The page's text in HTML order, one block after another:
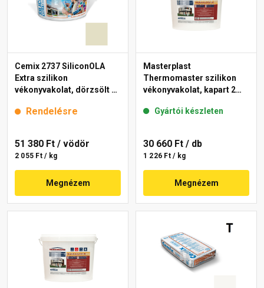
Cemix 2737 SiliconOLA
Extra szilikon
vékonyvakolat, dörzsölt 2
Rendelésre
51 380 Ft / vödör
2 055 Ft / kg
Megnézem
Masterplast
Thermomaster szilikon
vékonyvakolat, kapart 2
Gyártói készleten
30 660 Ft / db
1 226 Ft / kg
Megnézem